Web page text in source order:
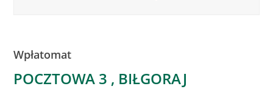
Wpłatomat
POCZTOWA 3 , BIŁGORAJ